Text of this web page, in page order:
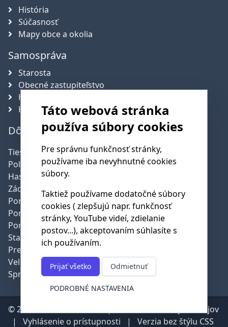
História
Súčasnosť
Mapy obce a okolia
Samospráva
Starosta
Obecné zastupiteľstvo
Hlavný kontrolór obce
Komisie
Dôležité telefónne čísla
Tiesňová linka:112
Polícia:
158
Hasičská služba:
Záchranná služba:
155
Poruchy SSE: 0800 159 000
Poruchy SPP: 0850 111 727
Poruchy pev.linky:
0800 123 777
Starostka obce: 0907 393 947
Predseda DHZ:
Veliteľ DHZ: 0908 211 579
Správca cintorína:0915 059 399
© 2026 Obec Mikušovce |
Ochrana osobných údajov
| Vyhlásenie o prístupnosti | Verzia bez štýlu CSS
Táto webová stránka
používa súbory cookies
Pre správnu funkčnosť stránky,
používame iba nevyhnutné cookies
súbory.
Taktiež používame dodatočné súbory
cookies ( zlepšujú napr. funkčnosť
stránky, YouTube videí, zdielanie
postov...), akceptovaním súhlasíte s
ich používaním.
Prijať všetko Odmietnuť
PODROBNÉ NASTAVENIA